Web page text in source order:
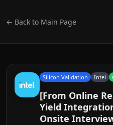
← Back to Main Page
Silicon Validation Intel
[From Online
Yield
Onsite